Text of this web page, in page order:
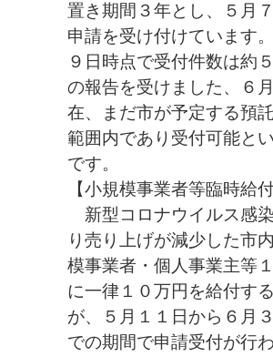
置き期間３年とし、５月
申請を受け付けています
９日時点で受付件数は約
の報告を受けました、６
在、まだ市が予定する預
範囲内であり受付可能と
です。
【小規模事業者等臨時給付
新型コロナウイルス感
り売り上げが減少した市
模事業者・個人事業主等
に一律１０万円を給付す
が、５月１１日から６月
での期間で申請受付が行